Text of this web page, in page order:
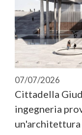
07/07/2026
Cittadella
ingegneria
un'architettura